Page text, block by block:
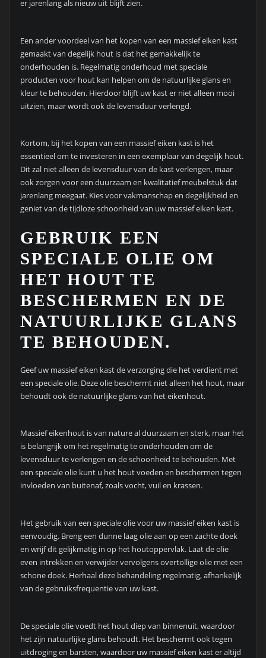
er jarenlang als nieuw uit blijft zien.
Een ander voordeel van het kopen van een massief eiken kast
gemaakt van degelijk hout is dat het gemakkelijk te
onderhouden is. Regelmatig onderhoud met speciale
producten voor hout kan helpen om de natuurlijke glans en
kleur te behouden. Hierdoor blijft uw kast er niet alleen mooi
uitzien, maar wordt ook de levensduur verlengd.
Kortom, bij het kopen van een massief eiken kast is het
essentieel om te investeren in een exemplaar van degelijk hout.
Dit zal niet alleen de levensduur van de kast verlengen, maar
ook zorgen voor een duurzaam en kwalitatief meubelstuk dat
jarenlang meegaat. Kies voor vakmanschap en degelijkheid en
geniet van de tijdloze schoonheid van uw massief eiken kast.
GEBRUIK EEN
SPECIALE OLIE OM
HET HOUT TE
BESCHERMEN EN DE
NATUURLIJKE GLANS
TE BEHOUDEN.
Geef uw massief eiken kast de verzorging die het verdient met
een speciale olie. Deze olie beschermt niet alleen het hout, maar
behoudt ook de natuurlijke glans van het eikenhout.
Massief eikenhout is van nature al duurzaam en sterk, maar het
is belangrijk om het regelmatig te onderhouden om de
levensduur te verlengen en de schoonheid te behouden. Met
een speciale olie kunt u het hout voeden en beschermen tegen
invloeden van buitenaf, zoals vocht, vuil en krassen.
Het gebruik van een speciale olie voor uw massief eiken kast is
eenvoudig. Breng een dunne laag olie aan op een zachte doek
en wrijf dit gelijkmatig in op het houtoppervlak. Laat de olie
even intrekken en verwijder vervolgens overtollige olie met een
schone doek. Herhaal deze behandeling regelmatig, afhankelijk
van de gebruiksfrequentie van uw kast.
De speciale olie voedt het hout diep van binnenuit, waardoor
het zijn natuurlijke glans behoudt. Het beschermt ook tegen
uitdroging en barsten, waardoor uw massief eiken kast er altijd